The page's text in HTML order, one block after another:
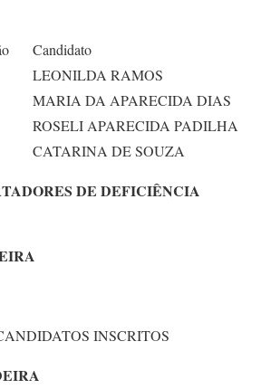
Candidato
LEONILDA RAMOS
MARIA DA APARECIDA DIAS
ROSELI APARECIDA PADILHA
CATARINA DE SOUZA
DE DEFICIÊNCIA
INSCRITOS